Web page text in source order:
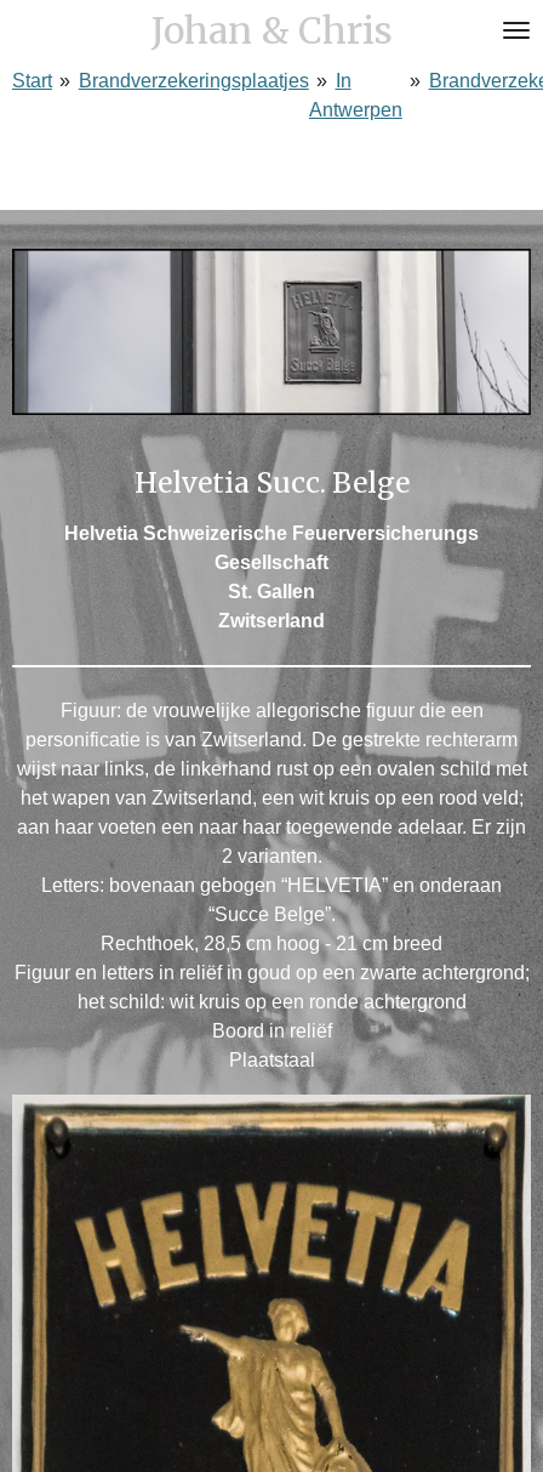
naar
Johan & Chris
Start » Brandverzekeringsplaatjes »
In
Antwerpen
»
Helvetia Succ. Belge
Helvetia Schweizerische Feuerversicherungs
Gesellschaft
St. Gallen
Zwitserland
Figuur: de vrouwelijke allegorische figuur die een
personificatie is van Zwitserland. De gestrekte rechterarm
wijst naar links, de linkerhand rust op een ovalen schild met
het wapen van Zwitserland, een wit kruis op een rood veld;
aan haar voeten een naar haar toegewende adelaar. Er zijn
2 varianten.
Letters: bovenaan gebogen “HELVETIA” en onderaan
“Succe Belge”.
Rechthoek, 28,5 cm hoog - 21 cm breed
Figuur en letters in reliëf in goud op een zwarte achtergrond;
het schild: wit kruis op een ronde achtergrond
Boord in reliëf
Plaatstaal